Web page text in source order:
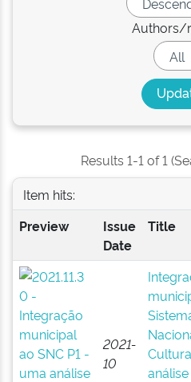
Authors/
Results 1-1 of 1
Item hits:
Preview
Issue
Date
Title
2021-
10
análise